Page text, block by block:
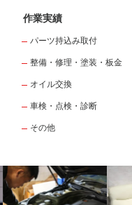
作業実績
パーツ持込み取付
整備・修理・塗装・板金
オイル交換
車検・点検・診断
その他